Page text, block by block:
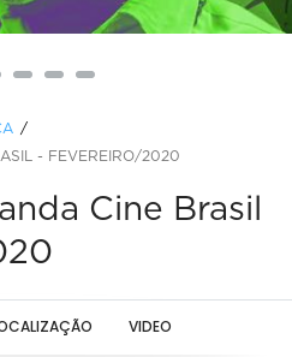
- FEVEREIRO/2020
Cine Brasil
VIDEO